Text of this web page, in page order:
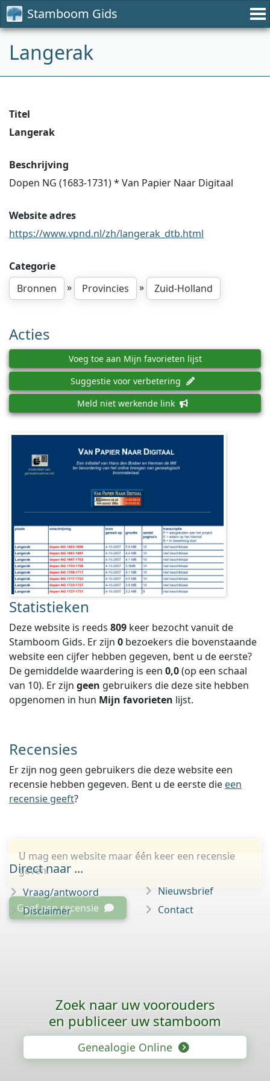
Stamboom Gids
Langerak
Titel
Langerak
Beschrijving
Dopen NG (1683-1731) * Van Papier Naar Digitaal
Website adres
https://www.vpnd.nl/zh/langerak_dtb.html
Categorie
Bronnen
» Provincies » Zuid-Holland
Acties
Voeg toe aan Mijn favorieten lijst
Suggestie voor verbetering
Meld niet werkende link
Statistieken
Deze website is reeds 809 keer bezocht vanuit de
Stamboom Gids. Er zijn 0 bezoekers die bovenstaande
website een cijfer hebben gegeven, bent u de eerste?
De gemiddelde waardering is een 0,0(op een schaal
van 10). Er zijn geen gebruikers die deze site hebben
opgenomen in hun Mijn favorieten lijst.
Recensies
Er zijn nog geen gebruikers die deze website een
recensie hebben gegeven. Bent u de eerste die een
recensie geeft?
U mag een website maar één keer een recensie
geven.
Geef een recensie
Direct naar ...
Vraag/antwoord
Disclaimer
Nieuwsbrief
Contact
Zoek naar uw voorouders
en publiceer uw stamboom
Genealogie Online